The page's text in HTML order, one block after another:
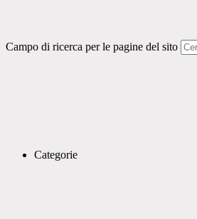
Campo di ricerca per le pagine del sito
Categorie